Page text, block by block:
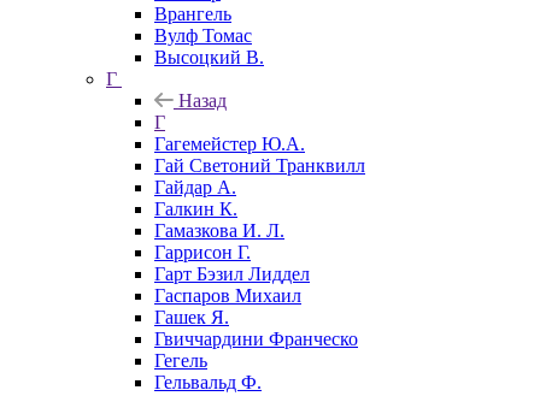
Врангель
Вулф Томас
Высоцкий В.
Г
Назад
Г
Гагемейстер Ю.А.
Гай Светоний Транквилл
Гайдар А.
Галкин К.
Гамазкова И. Л.
Гаррисон Г.
Гарт Бэзил Лиддел
Гаспаров Михаил
Гашек Я.
Гвиччардини Франческо
Гегель
Гельвальд Ф.